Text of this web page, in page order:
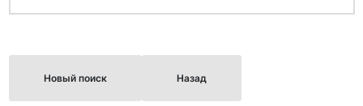
Новый поиск Назад